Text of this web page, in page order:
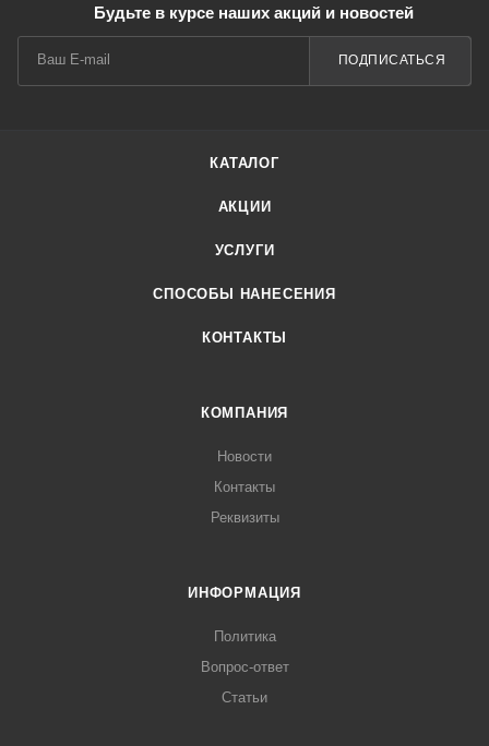
Будьте в курсе наших акций и новостей
ПОДПИСАТЬСЯ
КАТАЛОГ
АКЦИИ
УСЛУГИ
СПОСОБЫ НАНЕСЕНИЯ
КОНТАКТЫ
КОМПАНИЯ
Новости
Контакты
Реквизиты
ИНФОРМАЦИЯ
Политика
Вопрос-ответ
Статьи